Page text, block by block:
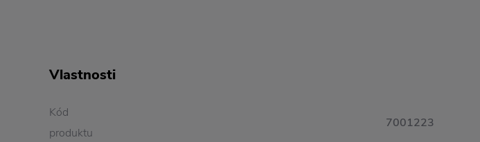
Vlastnosti
Kód
produktu
7001223